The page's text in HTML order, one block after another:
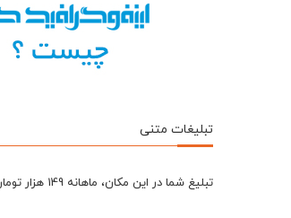
تبلیغات متنی
تبلیغ شما در این مکان، ماهانه 149 هزار تومان